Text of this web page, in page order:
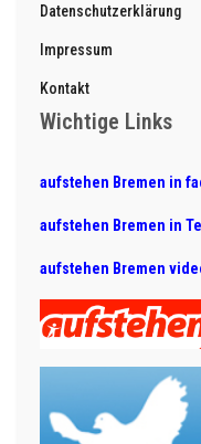
Datenschutzerklärung
Impressum
Kontakt
Wichtige Links
aufstehen Bremen in
aufstehen Bremen in
aufstehen Bremen